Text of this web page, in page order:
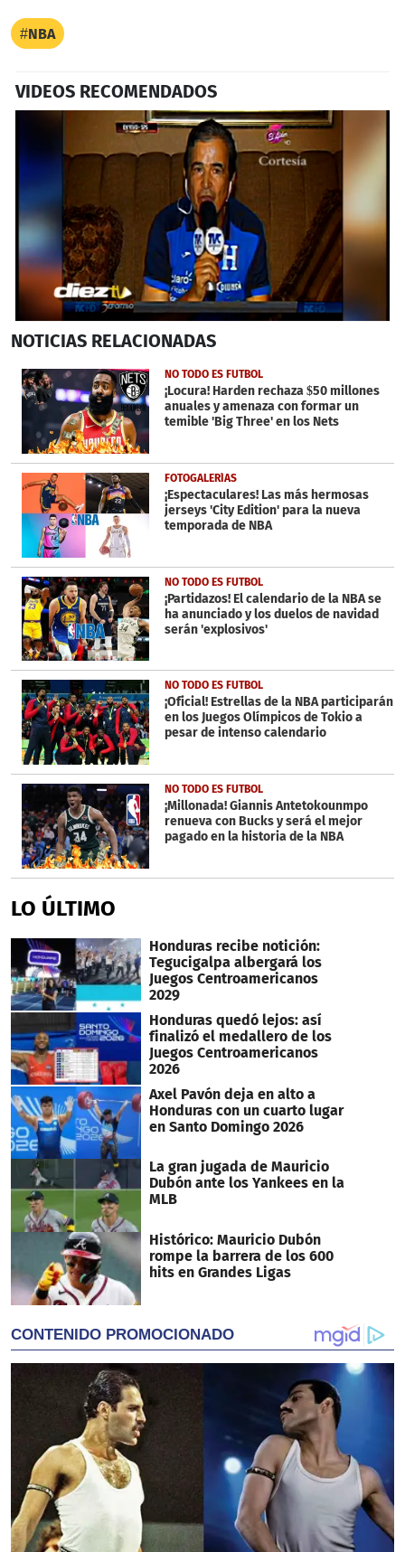
NBA
VIDEOS RECOMENDADOS
seconds
32
seconds
NOTICIAS RELACIONADAS
NO TODO ES FUTBOL
¡Locura! Harden rechaza $50 millones
anuales y amenaza con formar un
temible 'Big Three' en los Nets
FOTOGALERÍAS
¡Espectaculares! Las más hermosas
jerseys 'City Edition' para la nueva
temporada de NBA
NO TODO ES FUTBOL
¡Partidazos! El calendario de la NBA se
ha anunciado y los duelos de navidad
serán 'explosivos'
NO TODO ES FUTBOL
¡Oficial! Estrellas de la NBA participarán
en los Juegos Olímpicos de Tokio a
pesar de intenso calendario
NO TODO ES FUTBOL
¡Millonada! Giannis Antetokounmpo
renueva con Bucks y será el mejor
pagado en la historia de la NBA
LO ÚLTIMO
Honduras recibe notición:
Tegucigalpa albergará los
Juegos Centroamericanos
2029
Honduras quedó lejos: así
finalizó el medallero de los
Juegos Centroamericanos
2026
Axel Pavón deja en alto a
Honduras con un cuarto lugar
en Santo Domingo 2026
La gran jugada de Mauricio
Dubón ante los Yankees en la
MLB
Histórico: Mauricio Dubón
rompe la barrera de los 600
hits en Grandes Ligas